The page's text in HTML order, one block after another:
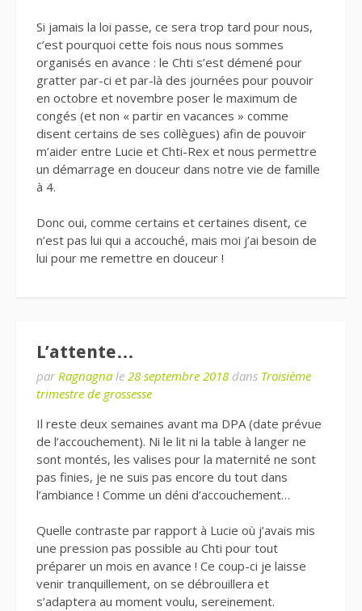
Si jamais la loi passe, ce sera trop tard pour nous,
c’est pourquoi cette fois nous nous sommes
organisés en avance : le Chti s’est démené pour
gratter par-ci et par-là des journées pour pouvoir
en octobre et novembre poser le maximum de
congés (et non « partir en vacances » comme
disent certains de ses collègues) afin de pouvoir
m’aider entre Lucie et Chti-Rex et nous permettre
un démarrage en douceur dans notre vie de famille
à 4.
Donc oui, comme certains et certaines disent, ce
n’est pas lui qui a accouché, mais moi j’ai besoin de
lui pour me remettre en douceur !
L’attente…
par Ragnagna le 28 septembre 2018 dans Troisième
trimestre de grossesse
Il reste deux semaines avant ma DPA (date prévue
de l’accouchement). Ni le lit ni la table à langer ne
sont montés, les valises pour la maternité ne sont
pas finies, je ne suis pas encore du tout dans
l’ambiance ! Comme un déni d’accouchement…
Quelle contraste par rapport à Lucie où j’avais mis
une pression pas possible au Chti pour tout
préparer un mois en avance ! Ce coup-ci je laisse
venir tranquillement, on se débrouillera et
s’adaptera au moment voulu, sereinement.